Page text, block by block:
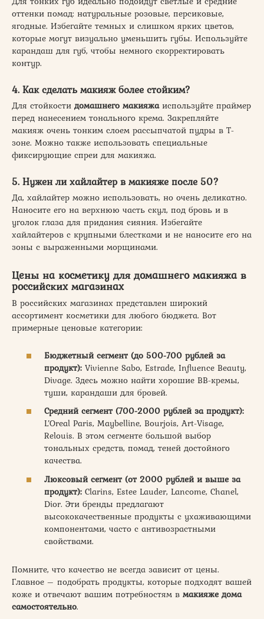
оттенки помад: натуральные розовые, персиковые,
ягодные. Избегайте темных и слишком ярких цветов,
которые могут визуально уменьшить губы. Используйте
карандаш для губ, чтобы немного скорректировать
контур.
4. Как сделать макияж более стойким?
Для стойкости домашнего макияжаиспользуйте праймер
перед нанесением тонального крема. Закрепляйте
макияж очень тонким слоем рассыпчатой пудры в Т-
зоне. Можно также использовать специальные
фиксирующие спреи для макияжа.
5. Нужен ли хайлайтер в макияже после 50?
Да, хайлайтер можно использовать, но очень деликатно.
Наносите его на верхнюю часть скул, под бровь и в
уголок глаза для придания сияния. Избегайте
хайлайтеров с крупными блестками и не наносите его на
зоны с выраженными морщинами.
Цены на косметику для домашнего макияжа в
российских магазинах
В российских магазинах представлен широкий
ассортимент косметики для любого бюджета. Вот
примерные ценовые категории:
Бюджетный сегмент (до 500-700 рублей за
продукт): Vivienne Sabo, Estrade, Influence Beauty,
Divage. Здесь можно найти хорошие BB-кремы,
туши, карандаши для бровей.
Средний сегмент (700-2000 рублей за продукт):
L’Oreal Paris, Maybelline, Bourjois, Art-Visage,
Relouis. В этом сегменте большой выбор
тональных средств, помад, теней достойного
качества.
Люксовый сегмент (от 2000 рублей и выше за
продукт): Clarins, Estee Lauder, Lancome, Chanel,
Dior. Эти бренды предлагают
высококачественные продукты с ухаживающими
компонентами, часто с антивозрастными
свойствами.
Помните, что качество не всегда зависит от цены.
Главное – подобрать продукты, которые подходят вашей
коже и отвечают вашим потребностям в макияже дома
самостоятельно.